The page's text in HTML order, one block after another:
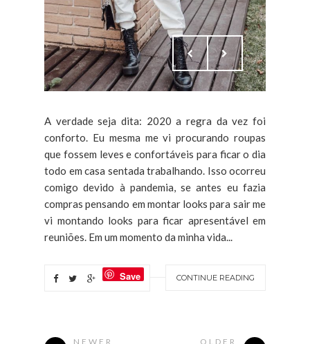
A verdade seja dita: 2020 a regra da vez foi
conforto. Eu mesma me vi procurando roupas
que fossem leves e confortáveis para ficar o dia
todo em casa sentada trabalhando. Isso ocorreu
comigo devido à pandemia, se antes eu fazia
compras pensando em montar looks para sair me
vi montando looks para ficar apresentável em
reuniões. Em um momento da minha vida...
CONTINUE READING
Save
NEWER OLDER